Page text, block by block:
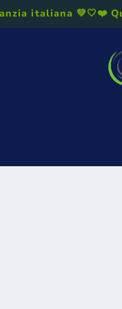
italiana 💚🤍❤️